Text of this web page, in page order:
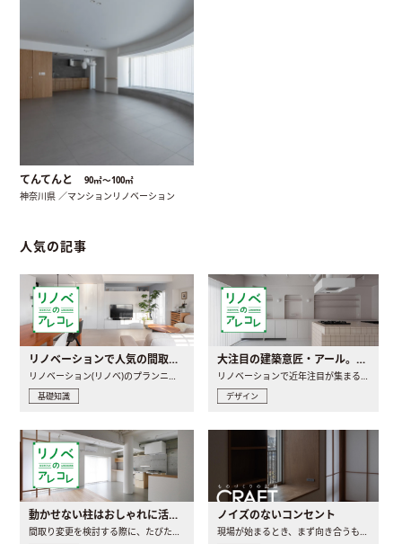
てんてんと 90㎡〜100㎡
神奈川県 ／マンションリノベーション
人気の記事
リノベーションで人気の間取りとは？トレンドの間取りと実例を徹底解説
基礎知識
大注目の建築意匠・アール。人気の理由と空間に取り入れるポイント
デザイン
動かせない柱はおしゃれに活用！柱を魅せるリノベーション(リノベ)4選 ノイズのないコンセント